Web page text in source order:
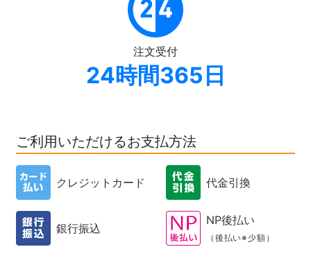
注文受付
24時間365日
ご利用いただけるお支払方法
クレジットカード 代金引換
銀行振込
NP後払い
（後払い※少額）